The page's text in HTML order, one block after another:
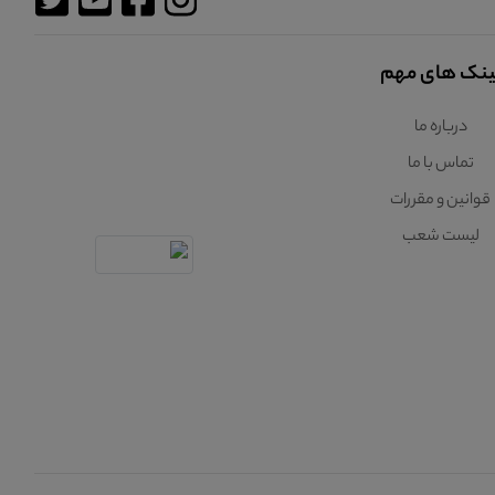
های مهم
درباره ما
تماس با ما
قوانین و مقررات
لیست شعب